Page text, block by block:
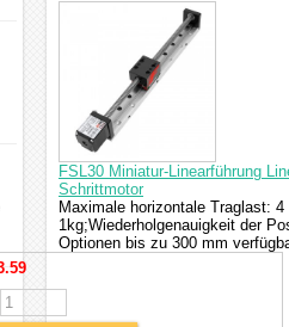
FSL30 Miniatur-Linearführung
Schrittmotor
Maximale horizontale Traglast:
1kg;Wiederholgenauigkeit der
Optionen bis zu 300 mm